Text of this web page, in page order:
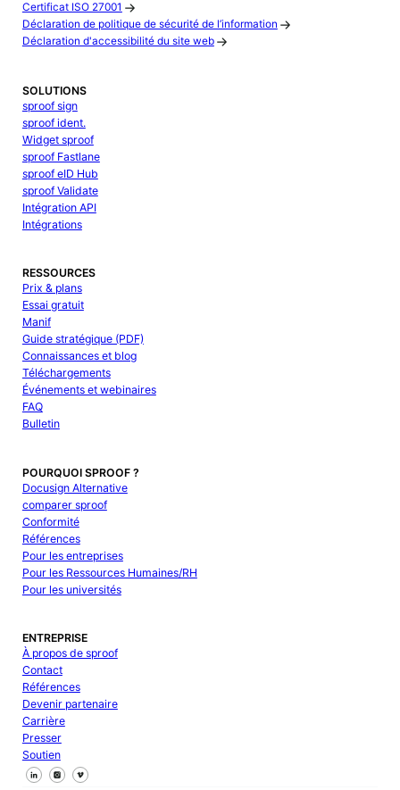
Certificat ISO 27001
Déclaration de politique de sécurité de l’information
Déclaration d'accessibilité du site web
SOLUTIONS
sproof sign
sproof ident.
Widget sproof
sproof Fastlane
sproof eID Hub
sproof Validate
Intégration API
Intégrations
RESSOURCES
Prix & plans
Essai gratuit
Manif
Guide stratégique (PDF)
Connaissances et blog
Téléchargements
Événements et webinaires
FAQ
Bulletin
POURQUOI SPROOF ?
Docusign Alternative
comparer sproof
Conformité
Références
Pour les entreprises
Pour les Ressources Humaines/RH
Pour les universités
ENTREPRISE
À propos de sproof
Contact
Références
Devenir partenaire
Carrière
Presser
Soutien
Suivez-nous sur Facebook
Suivez-nous sur X
Suivez-nous sur LinkedIn